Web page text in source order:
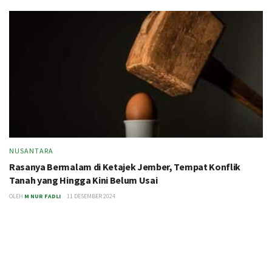
NUSANTARA
Rasanya Bermalam di Ketajek Jember, Tempat Konflik
Tanah yang Hingga Kini Belum Usai
OLEH M NUR FADLI 11 DESEMBER 2024